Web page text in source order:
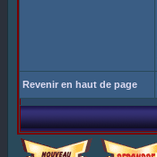
Revenir en haut de page